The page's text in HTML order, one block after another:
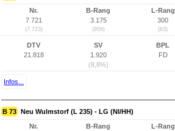
Nr.
7.721
(7.723)
B-Rang
3.175
(959)
L-Rang
300
(63)
DTV
21.818
SV
1.920
(8,8%)
BPL
FD
Infos...
B 73 Neu Wulmstorf (L 235) - LG (NI/HH)
Nr.
B-Rang
L-Rang